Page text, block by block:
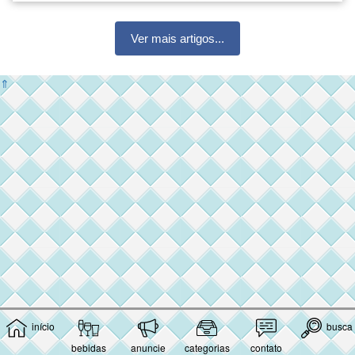
início
bebidas
anuncie categorias contato
busca
Ver mais artigos...
⇑